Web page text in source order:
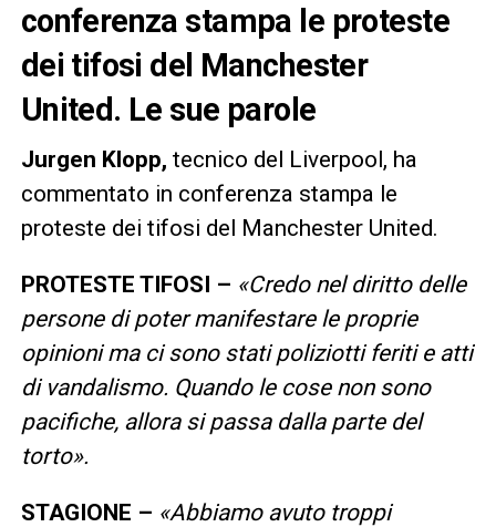
conferenza stampa le proteste
dei tifosi del Manchester
United. Le sue parole
Jurgen Klopp, tecnico del Liverpool, ha
commentato in conferenza stampa le
proteste dei tifosi del Manchester United.
PROTESTE TIFOSI – «Credo nel diritto delle
persone di poter manifestare le proprie
opinioni ma ci sono stati poliziotti feriti e atti
di vandalismo. Quando le cose non sono
pacifiche, allora si passa dalla parte del
torto».
STAGIONE – «Abbiamo avuto troppi